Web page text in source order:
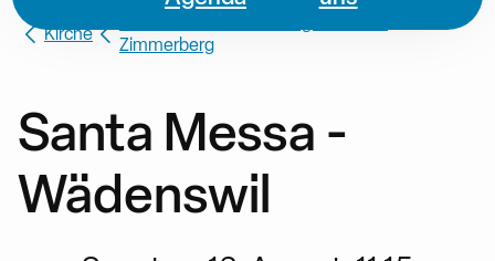
Kirche
Zimmerberg
Santa Messa -
Wädenswil